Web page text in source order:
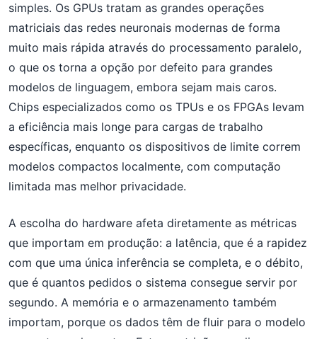
simples. Os GPUs tratam as grandes operações
matriciais das redes neuronais modernas de forma
muito mais rápida através do processamento paralelo,
o que os torna a opção por defeito para grandes
modelos de linguagem, embora sejam mais caros.
Chips especializados como os TPUs e os FPGAs levam
a eficiência mais longe para cargas de trabalho
específicas, enquanto os dispositivos de limite correm
modelos compactos localmente, com computação
limitada mas melhor privacidade.
A escolha do hardware afeta diretamente as métricas
que importam em produção: a latência, que é a rapidez
com que uma única inferência se completa, e o débito,
que é quantos pedidos o sistema consegue servir por
segundo. A memória e o armazenamento também
importam, porque os dados têm de fluir para o modelo